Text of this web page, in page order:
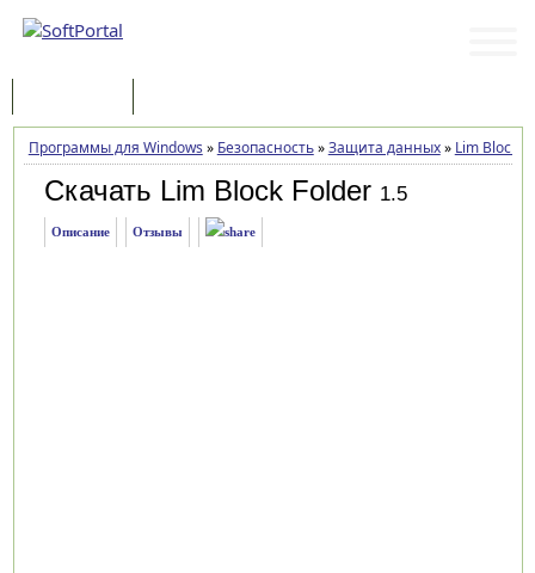
Программы для Windows » Безопасность»Защита данных» Lim Block
Скачать Lim Block Folder 1.5
Описание Отзывы